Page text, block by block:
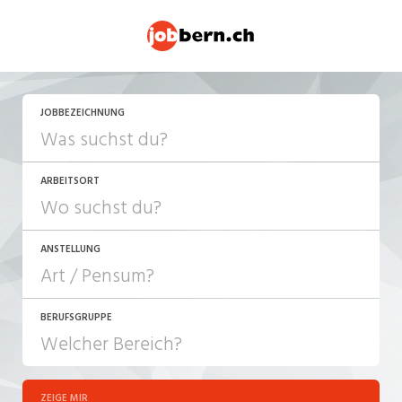
JOBBEZEICHNUNG
ARBEITSORT
ANSTELLUNG
JOB-TYP
Festanstellung
BERUFSGRUPPE
ZEIGE MIR